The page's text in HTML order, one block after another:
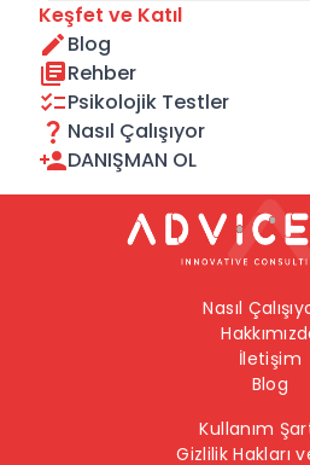
Keşfet ve Katıl
Blog
Rehber
Psikolojik Testler
Nasıl Çalışıyor
DANIŞMAN OL
Nasıl
İletişim
Blog
Kullanım
Gizlilik Hakları